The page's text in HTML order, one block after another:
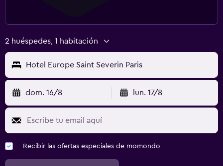
2 huéspedes, 1 habitación
Hotel Europe Saint Severin Paris
dom. 16/8 lun. 17/8
Recibir las ofertas especiales de momondo